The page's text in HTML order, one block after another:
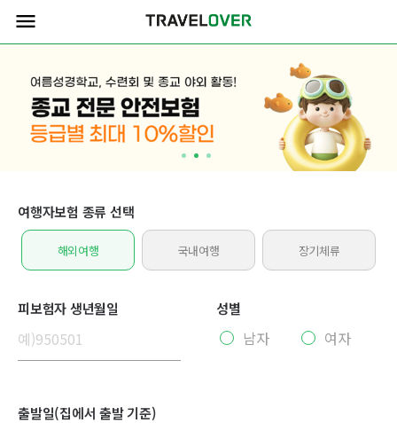
menu
여행자보험 종류 선택
해외여행 국내여행 장기체류
피보험자 생년월일 성별
남자 여자
출발일(집에서 출발 기준)